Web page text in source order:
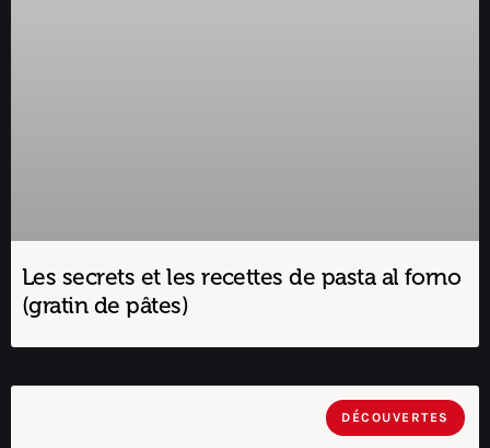
Les secrets et les recettes de pasta al forno
(gratin de pâtes)
DÉCOUVERTES